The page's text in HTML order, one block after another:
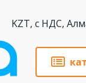
KZT, с